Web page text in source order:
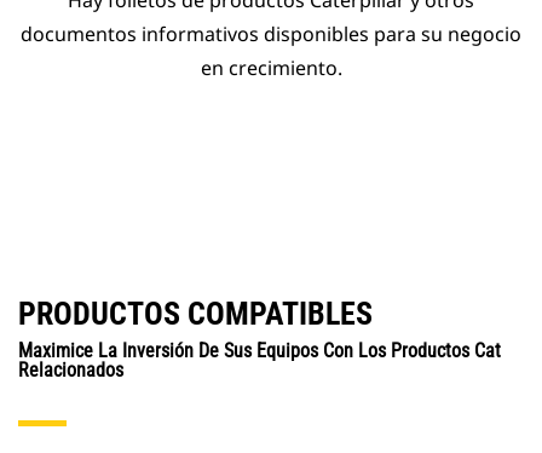
documentos informativos disponibles para su negocio
en crecimiento.
PRODUCTOS COMPATIBLES
Maximice La Inversión De Sus Equipos Con Los Productos Cat
Relacionados